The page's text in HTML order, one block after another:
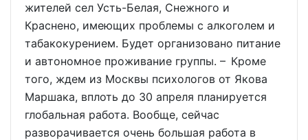
жителей сел Усть-Белая, Снежного и
Краснено, имеющих проблемы с алкоголем и
табакокурением. Будет организовано питание
и автономное проживание группы. – Кроме
того, ждем из Москвы психологов от Якова
Маршака, вплоть до 30 апреля планируется
глобальная работа. Вообще, сейчас
разворачивается очень большая работа в